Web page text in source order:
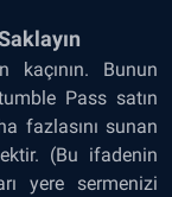
kaçının. Bunun
Pass satın
fazlasını sunan
(Bu ifadenin
yere sermenizi